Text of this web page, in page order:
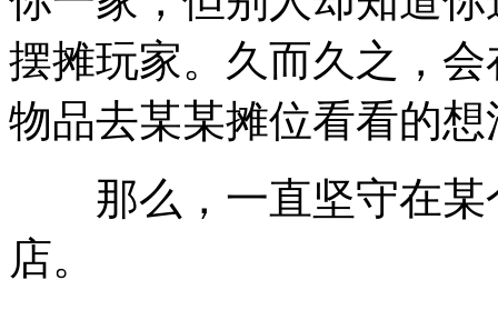
摆摊玩家。久而久之，
物品去某某摊位看看的想
那么，一直坚守在某
店。